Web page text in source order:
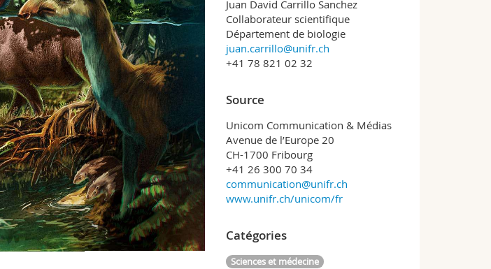
Juan David Carrillo Sanchez
Collaborateur scientifique
Département de biologie
juan.carrillo@unifr.ch
+41 78 821 02 32
Source
Unicom Communication & Médias
Avenue de l’Europe 20
CH-1700 Fribourg
+41 26 300 70 34
communication@unifr.ch
www.unifr.ch/unicom/fr
Catégories
Sciences et médecine